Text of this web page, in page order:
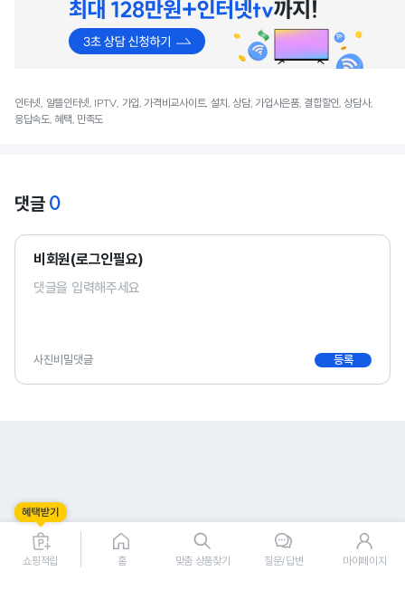
인터넷, 알뜰인터넷, IPTV, 가입, 가격비교사이트, 설치, 상담, 가입사은품, 결합할인, 상담사,
응답속도, 혜택, 만족도
댓글 0
비회원(로그인필요)
사진비밀댓글 등록
0
쇼핑적립 홈 맞춤 상품찾기 질문/답변 마이페이지